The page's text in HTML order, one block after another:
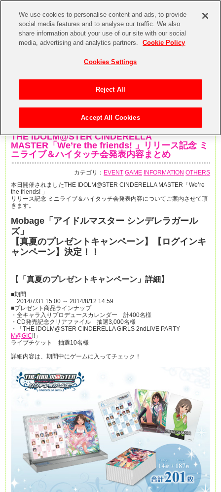
THE IDOLM@STER CINDERELLA
MASTER「We’re the friends! 」リリース記念 ミ
ニライブ＆ハイタッチ会発表内容まとめ
カテゴリ： EVENT GAME INFORMATION OTHERS
本日開催されましたTHE IDOLM@STER CINDERELLA MASTER「We’re
the friends! 」
リリース記念 ミニライブ＆ハイタッチ会発表内容についてご案内させて頂
きます。
Mobage「アイドルマスター シンデレラガール
ズ」
【真夏のプレゼントキャンペーン】【ログインキ
ャンペーン】決定！！
【「真夏のプレゼントキャンペーン」詳細】
■期間
2014/7/31 15:00 ～ 2014/8/12 14:59
■プレゼント商品ラインナップ
・全キャラ入りプロデュースカレンダー 計400名様
・CD発売記念クリアファイル 抽選3,000名様
・「THE IDOLM@STER CINDERELLA GIRLS 2ndLIVE PARTY
M@GIC!!」
ライブチケット 抽選10名様
詳細内容は、期間中にゲームに入ってチェック！
We use cookies to personalise content and ads, to provide
social media features and to analyse our traffic. We also
share information about your use of our site with our social
media, advertising and analytics partners.
Cookie Policy
Cookies Settings
Reject All
Accept All Cookies